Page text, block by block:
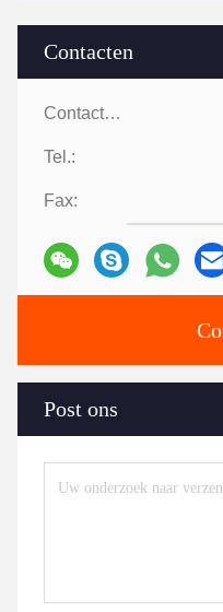
Contacten
Contacten:
Tel.:
Fax:
Post ons